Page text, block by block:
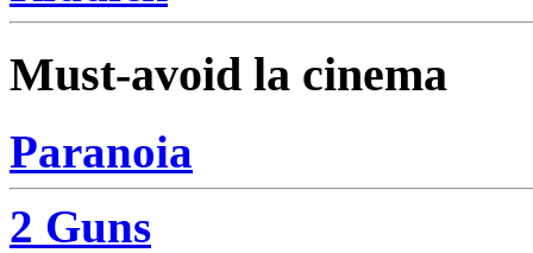
Must-avoid la cinema
Paranoia
2 Guns